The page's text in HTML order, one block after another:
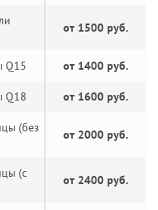
от 1500 руб.
Q15 от 1400 руб.
Q18 от 1600 руб.
(без
от 2000 руб.
(с
от 2400 руб.